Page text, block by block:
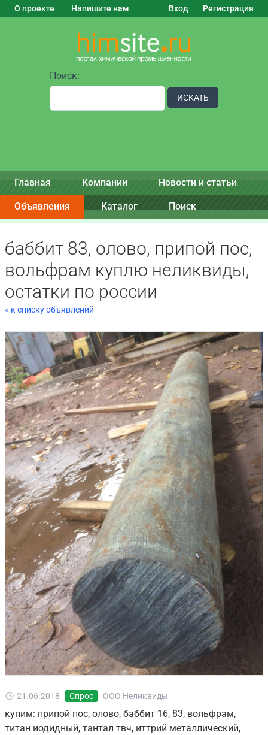
О проекте Напишите нам Вход Регистрация
Поиск:
ИСКАТЬ
Главная Компании Новости и статьи
Объявления Каталог Поиск
баббит 83, олово, припой пос,
вольфрам куплю неликвиды,
остатки по россии
« к списку объявлений
21.06.2018 Спрос ООО Неликвиды
купим: припой пос, олово, баббит 16, 83, вольфрам,
титан иодидный, тантал твч, иттрий металлический,